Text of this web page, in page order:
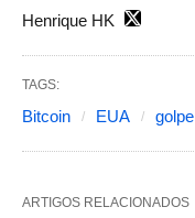
Henrique HK
TAGS:
Bitcoin EUA golpe
ARTIGOS RELACIONADOS